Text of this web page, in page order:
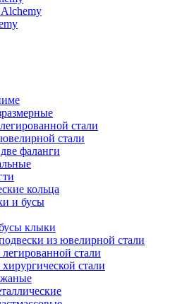
стали
стали
фаланги
кольца
и бусы
клыки
из ювелирной стали
стали
стали